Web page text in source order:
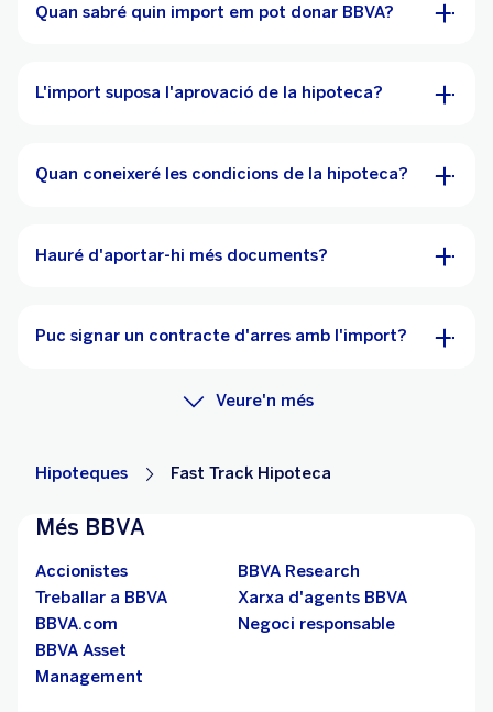
Quan sabré quin import em pot donar BBVA?
L'import suposa l'aprovació de la hipoteca?
Quan coneixeré les condicions de la hipoteca?
Hauré d'aportar-hi més documents?
Puc signar un contracte d'arres amb l'import?
Veure'n més
Hipoteques Fast Track Hipoteca
Més BBVA
Accionistes
BBVA Research
Treballar a BBVA
Xarxa d'agents BBVA
BBVA.com
Negoci responsable
BBVA Asset
Management